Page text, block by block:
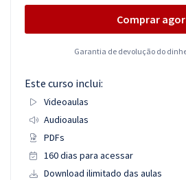
Comprar
Garantia de devolução do
Este curso inclui:
Videoaulas
Audioaulas
PDFs
160 dias para acessar
Download ilimitado das aulas